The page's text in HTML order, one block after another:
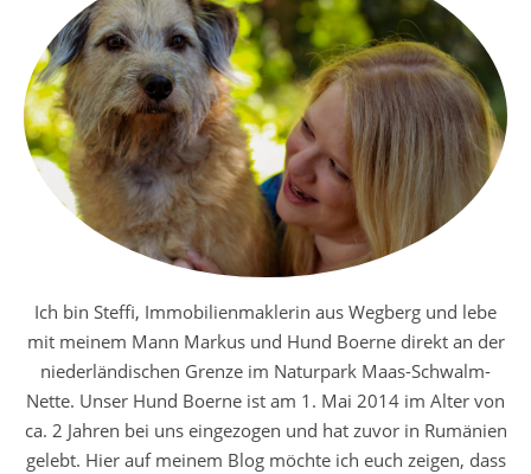
Ich bin Steffi, Immobilienmaklerin aus Wegberg und lebe
mit meinem Mann Markus und Hund Boerne direkt an der
niederländischen Grenze im Naturpark Maas-Schwalm-
Nette. Unser Hund Boerne ist am 1. Mai 2014 im Alter von
ca. 2 Jahren bei uns eingezogen und hat zuvor in Rumänien
gelebt. Hier auf meinem Blog möchte ich euch zeigen, dass